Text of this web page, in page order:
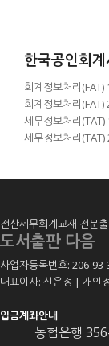
한국공인회
회계정보처리(FAT)
회계정보처리(FAT)
세무정보처리(TAT)
세무정보처리(TAT)
전산세무회계교재 전문
도서출판 다음
사업자등록번호: 206-
대표이사: 신은정 | 개인
입금계좌안내
농협은행